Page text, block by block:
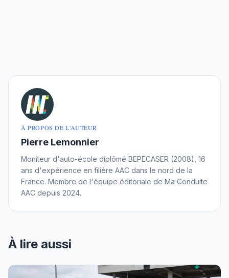
À PROPOS DE L'AUTEUR
Pierre Lemonnier
Moniteur d'auto-école diplômé BEPECASER (2008), 16
ans d'expérience en filière AAC dans le nord de la
France. Membre de l'équipe éditoriale de Ma Conduite
AAC depuis 2024.
À lire aussi